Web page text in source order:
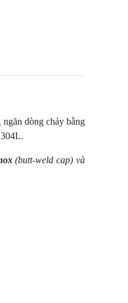
dòng chảy bằng
(butt-weld cap) và